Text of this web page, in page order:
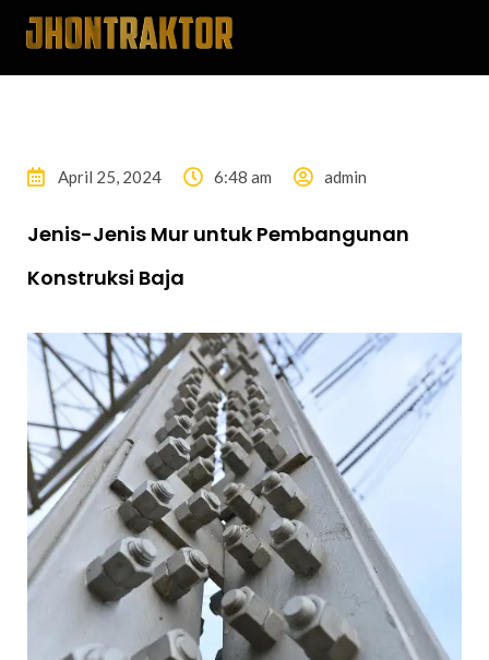
April 25, 2024 6:48 am admin
Jenis-Jenis Mur untuk Pembangunan
Konstruksi Baja